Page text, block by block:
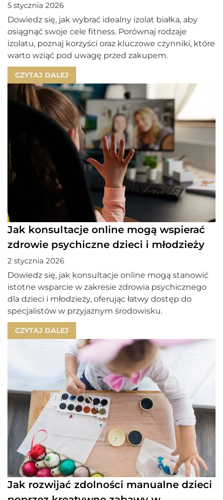
5 stycznia 2026
Dowiedz się, jak wybrać idealny izolat białka, aby
osiągnąć swoje cele fitness. Porównaj rodzaje
izolatu, poznaj korzyści oraz kluczowe czynniki, które
warto wziąć pod uwagę przed zakupem.
CZYTAJ DALEJ
Jak konsultacje online mogą wspierać
zdrowie psychiczne dzieci i młodzieży
2 stycznia 2026
Dowiedz się, jak konsultacje online mogą stanowić
istotne wsparcie w zakresie zdrowia psychicznego
dla dzieci i młodzieży, oferując łatwy dostęp do
specjalistów w przyjaznym środowisku.
CZYTAJ DALEJ
Jak rozwijać zdolności manualne dzieci